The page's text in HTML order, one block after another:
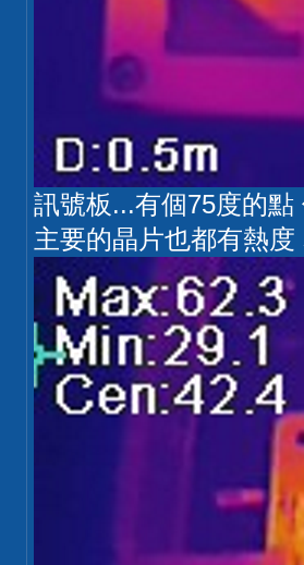
訊號板...有個75度的
主要的晶片也都有熱